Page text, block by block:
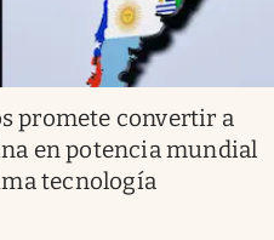
promete convertir a
en potencia mundial
tecnología